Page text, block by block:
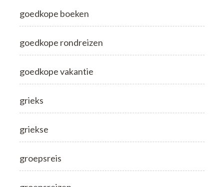
goedkope boeken
goedkope rondreizen
goedkope vakantie
grieks
griekse
groepsreis